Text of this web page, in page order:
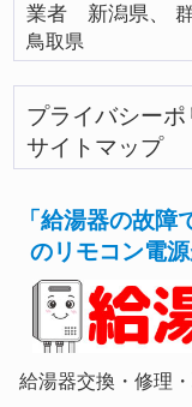
業者 新潟県、
鳥取県
プライバシーポ
サイトマップ
「給湯器の故
のリモコン電
給湯器交換・修理